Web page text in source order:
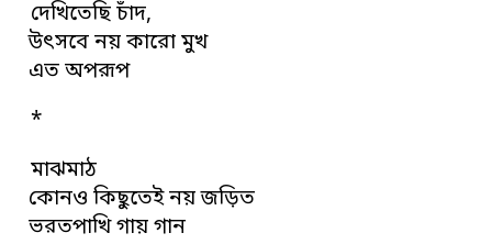
দেখিতেছি চাঁদ,
উৎসবে নয় কারো মুখ
এত অপরূপ
*
মাঝমাঠ
কোনও কিছুতেই নয় জড়িত
ভরতপাখি গায় গান